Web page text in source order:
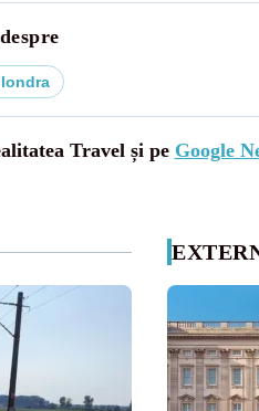
Travel și pe Google